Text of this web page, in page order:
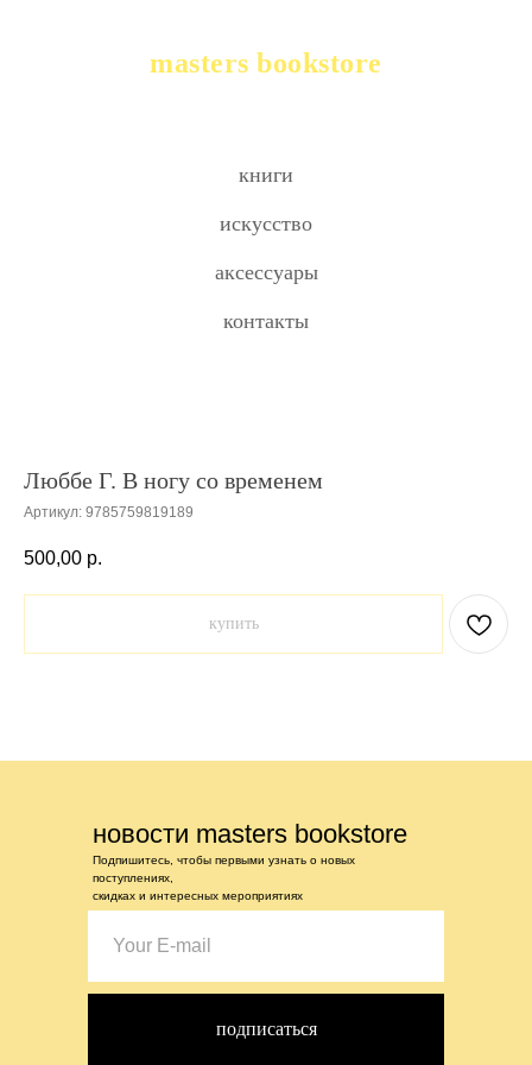
masters bookstore
книги
искусство
аксессуары
контакты
Люббе Г. В ногу со временем
Артикул: 9785759819189
500,00 р.
купить
новости masters bookstore
Подпишитесь, чтобы первыми узнать о новых
поступлениях,
скидках и интересных мероприятиях
подписаться